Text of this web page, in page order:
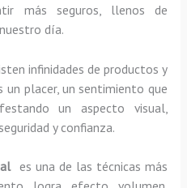
más seguros, llenos de
día.
infinidades de productos y
placer, un sentimiento que
un aspecto visual,
y confianza.
es una de las técnicas más